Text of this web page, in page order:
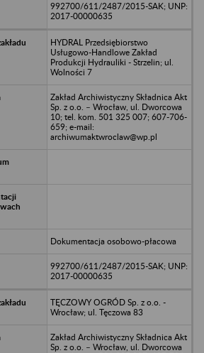
992700/611/2487/2015-SAK; UNP:
2017-00000635
HYDRAL Przedsiębiorstwo
Usługowo-Handlowe Zakład
Produkcji Hydrauliki - Strzelin; ul.
Wolności 7
Zakład Archiwistyczny Składnica Akt
Sp. z o.o. – Wrocław, ul. Dworcowa
10; tel. kom. 501 325 007; 607-706-
659; e-mail:
archiwumaktwroclaw@wp.pl
Dokumentacja osobowo-płacowa
992700/611/2487/2015-SAK; UNP:
2017-00000635
TĘCZOWY OGRÓD Sp. z o.o. -
Wrocław; ul. Tęczowa 83
Zakład Archiwistyczny Składnica Akt
Sp. z o.o. – Wrocław, ul. Dworcowa